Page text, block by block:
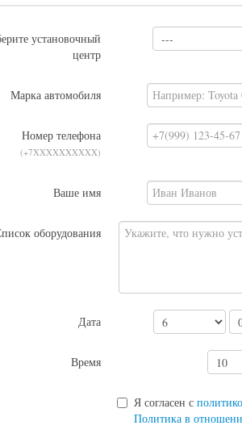
установочный
центр
Марка автомобиля
Номер телефона
(+7XXXXXXXXXX)
Ваше имя
оборудования
Дата
Время
Я согласен с
Политика в